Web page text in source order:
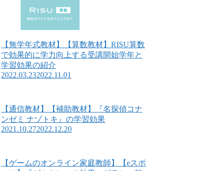
【無学年式教材】【算数教材】RISU算数
で効果的に学力向上する受講開始学年と
学習効果の紹介
2022.03.232022.11.01
【通信教材】【補助教材】『名探偵コナ
ンゼミ ナゾトキ』の学習効果
2021.10.272022.12.20
【ゲームのオンライン家庭教師】【eスポ